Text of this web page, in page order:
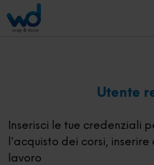
Utente
Inserisci le tue credenziali
l'acquisto dei corsi,
lavoro